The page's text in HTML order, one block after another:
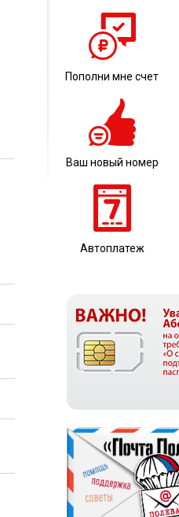
Пополни мне счет
Ваш новый номер
Автоплатеж